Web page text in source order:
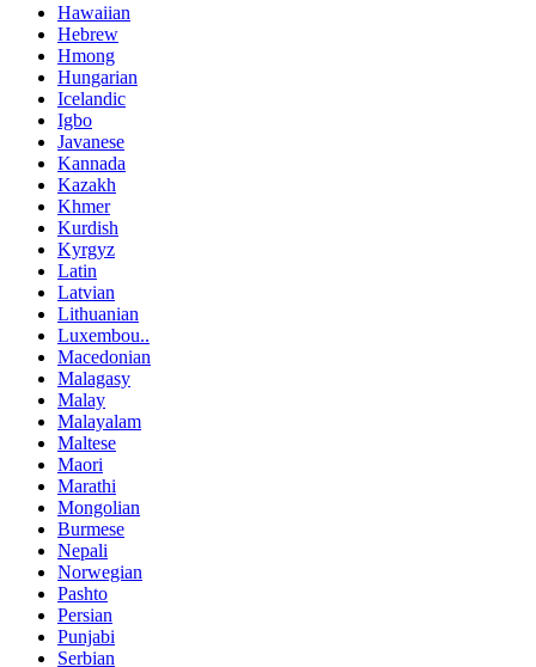
Hawaiian
Hebrew
Hmong
Hungarian
Icelandic
Igbo
Javanese
Kannada
Kazakh
Khmer
Kurdish
Kyrgyz
Latin
Latvian
Lithuanian
Luxembou..
Macedonian
Malagasy
Malay
Malayalam
Maltese
Maori
Marathi
Mongolian
Burmese
Nepali
Norwegian
Pashto
Persian
Punjabi
Serbian